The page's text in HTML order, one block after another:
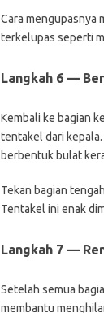
Cara mengupasnya
terkelupas seperti
Langkah 6 —
Kembali ke bagian
tentakel dari
berbentuk bulat
Tekan bagian
Tentakel ini enak
Langkah 7 —
Setelah semua
membantu